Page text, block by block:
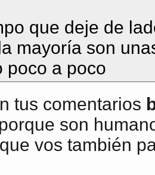
que deje de
mayoría son
poco a poco
tus comentarios
son
vos también